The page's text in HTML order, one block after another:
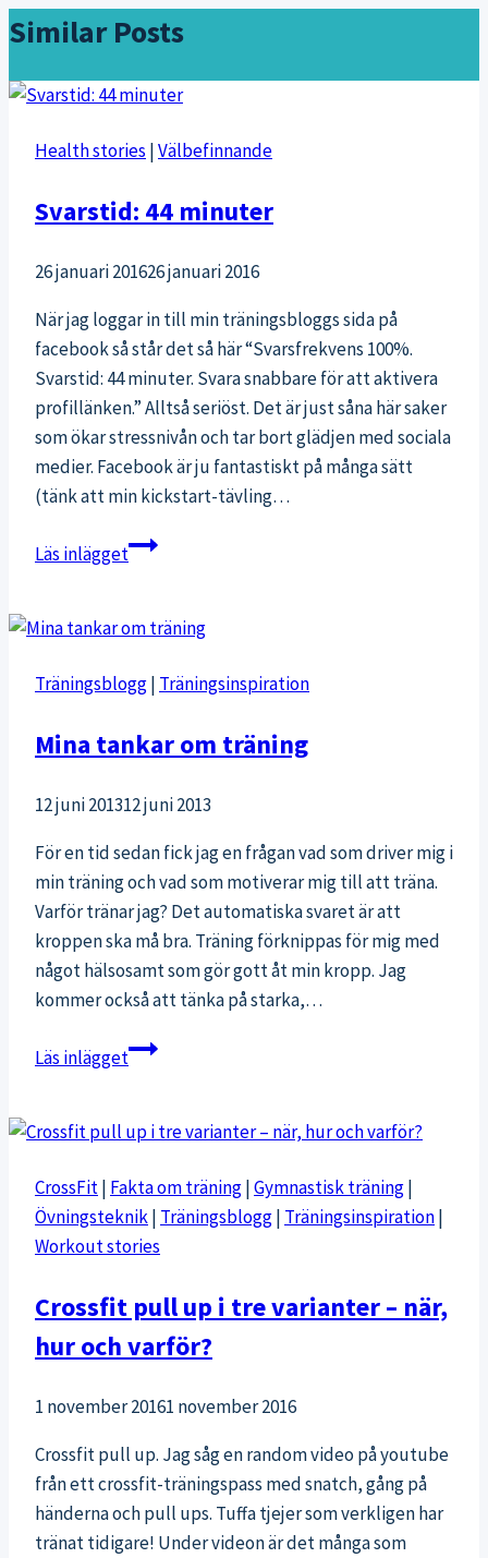
Similar Posts
Health stories |Välbefinnande
Svarstid: 44 minuter
26 januari 201626 januari 2016
När jag loggar in till min träningsbloggs sida på
facebook så står det så här “Svarsfrekvens 100%.
Svarstid: 44 minuter. Svara snabbare för att aktivera
profillänken.” Alltså seriöst. Det är just såna här saker
som ökar stressnivån och tar bort glädjen med sociala
medier. Facebook är ju fantastiskt på många sätt
(tänk att min kickstart-tävling…
Läs inläggetSvarstid:
Träningsblogg| Träningsinspiration
Mina tankar om träning
12 juni 201312 juni 2013
För en tid sedan fick jag en frågan vad som driver mig i
min träning och vad som motiverar mig till att träna.
Varför tränar jag? Det automatiska svaret är att
kroppen ska må bra. Träning förknippas för mig med
något hälsosamt som gör gott åt min kropp. Jag
kommer också att tänka på starka,…
Läs inläggetMina
träning
CrossFit| Fakta om träning|Gymnastisk träning|
Övningsteknik| Träningsblogg| Träningsinspiration|
Workout stories
Crossfit pull up i tre varianter – när,
hur och varför?
1 november 20161 november 2016
Crossfit pull up. Jag såg en random video på youtube
från ett crossfit-träningspass med snatch, gång på
händerna och pull ups. Tuffa tjejer som verkligen har
tränat tidigare! Under videon är det många som